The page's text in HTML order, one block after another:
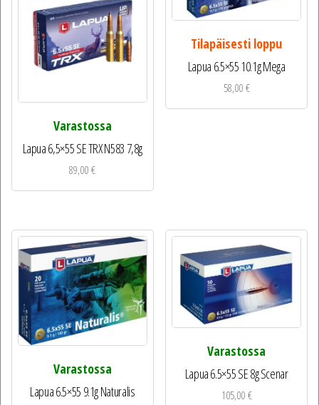
Varastossa
Lapua 6,5×55 SE TRX N583 7,8g
89,00€
Tilapäisesti loppu
Lapua 6.5×55 10.1g Mega
58,00€
Varastossa
Lapua 6.5×55 9.1g Naturalis
Varastossa
Lapua 6.5×55 SE 8g Scenar
105,00€